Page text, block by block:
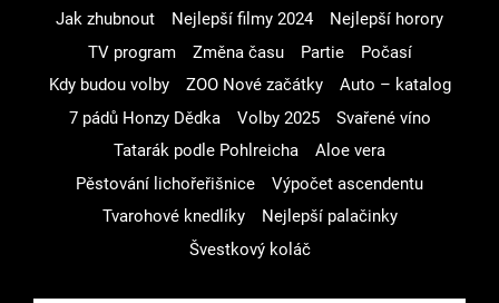
Jak zhubnout Nejlepší filmy 2024
Nejlepší horory
TV program
Změna času Partie
Počasí
Kdy budou volby
ZOO Nové začátky
Auto – katalog
7 pádů Honzy Dědka
Volby 2025
Svařené víno
Tatarák podle Pohlreicha
Aloe vera
Pěstování lichořeřišnice
Výpočet ascendentu
Tvarohové knedlíky
Nejlepší palačinky
Švestkový koláč